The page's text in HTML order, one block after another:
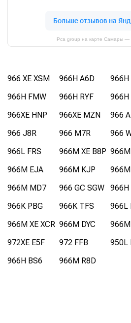
Pca group на карте Самары —
966 XE XSM 966H A6D 966H
966H FMW
966H RYF 966H
966XE HNP
966XE MZN 966
966 J8R
966 M7R 966
966L FRS
966M XE B8P
966M EJA
966M KJP
966M MD7
966 GC SGW 966H
966K PBG
966K TFS 966L
966M XE XCR 966M DYC
972XE E5F
972 FFB 950L
966H BS6
966M R8D